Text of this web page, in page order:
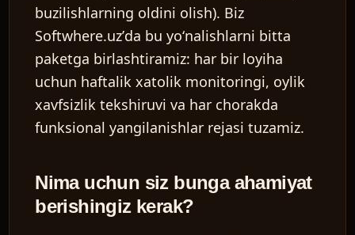
buzilishlarning oldini olish). Biz
Softwhere.uzʼda bu yoʻnalishlarni bitta
paketga birlashtiramiz: har bir loyiha
uchun haftalik xatolik monitoringi, oylik
xavfsizlik tekshiruvi va har chorakda
funksional yangilanishlar rejasi tuzamiz.
Nima uchun siz bunga ahamiyat
berishingiz kerak?